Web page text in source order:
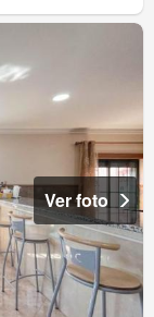
Ver foto